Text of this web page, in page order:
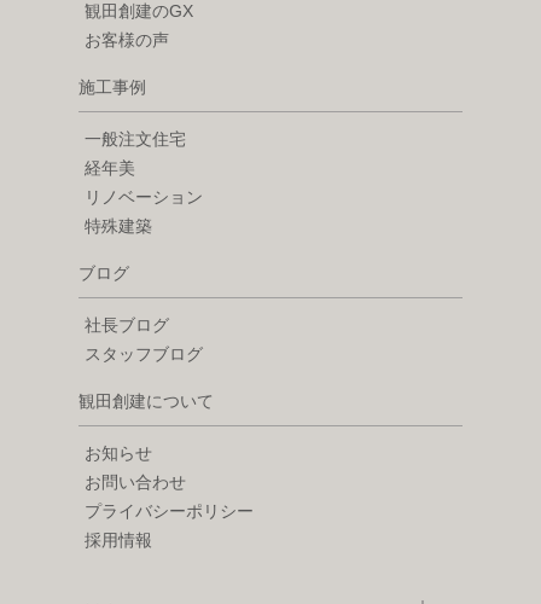
観田創建のGX
お客様の声
施工事例
一般注文住宅
経年美
リノベーション
特殊建築
ブログ
社長ブログ
スタッフブログ
観田創建について
お知らせ
お問い合わせ
プライバシーポリシー
採用情報